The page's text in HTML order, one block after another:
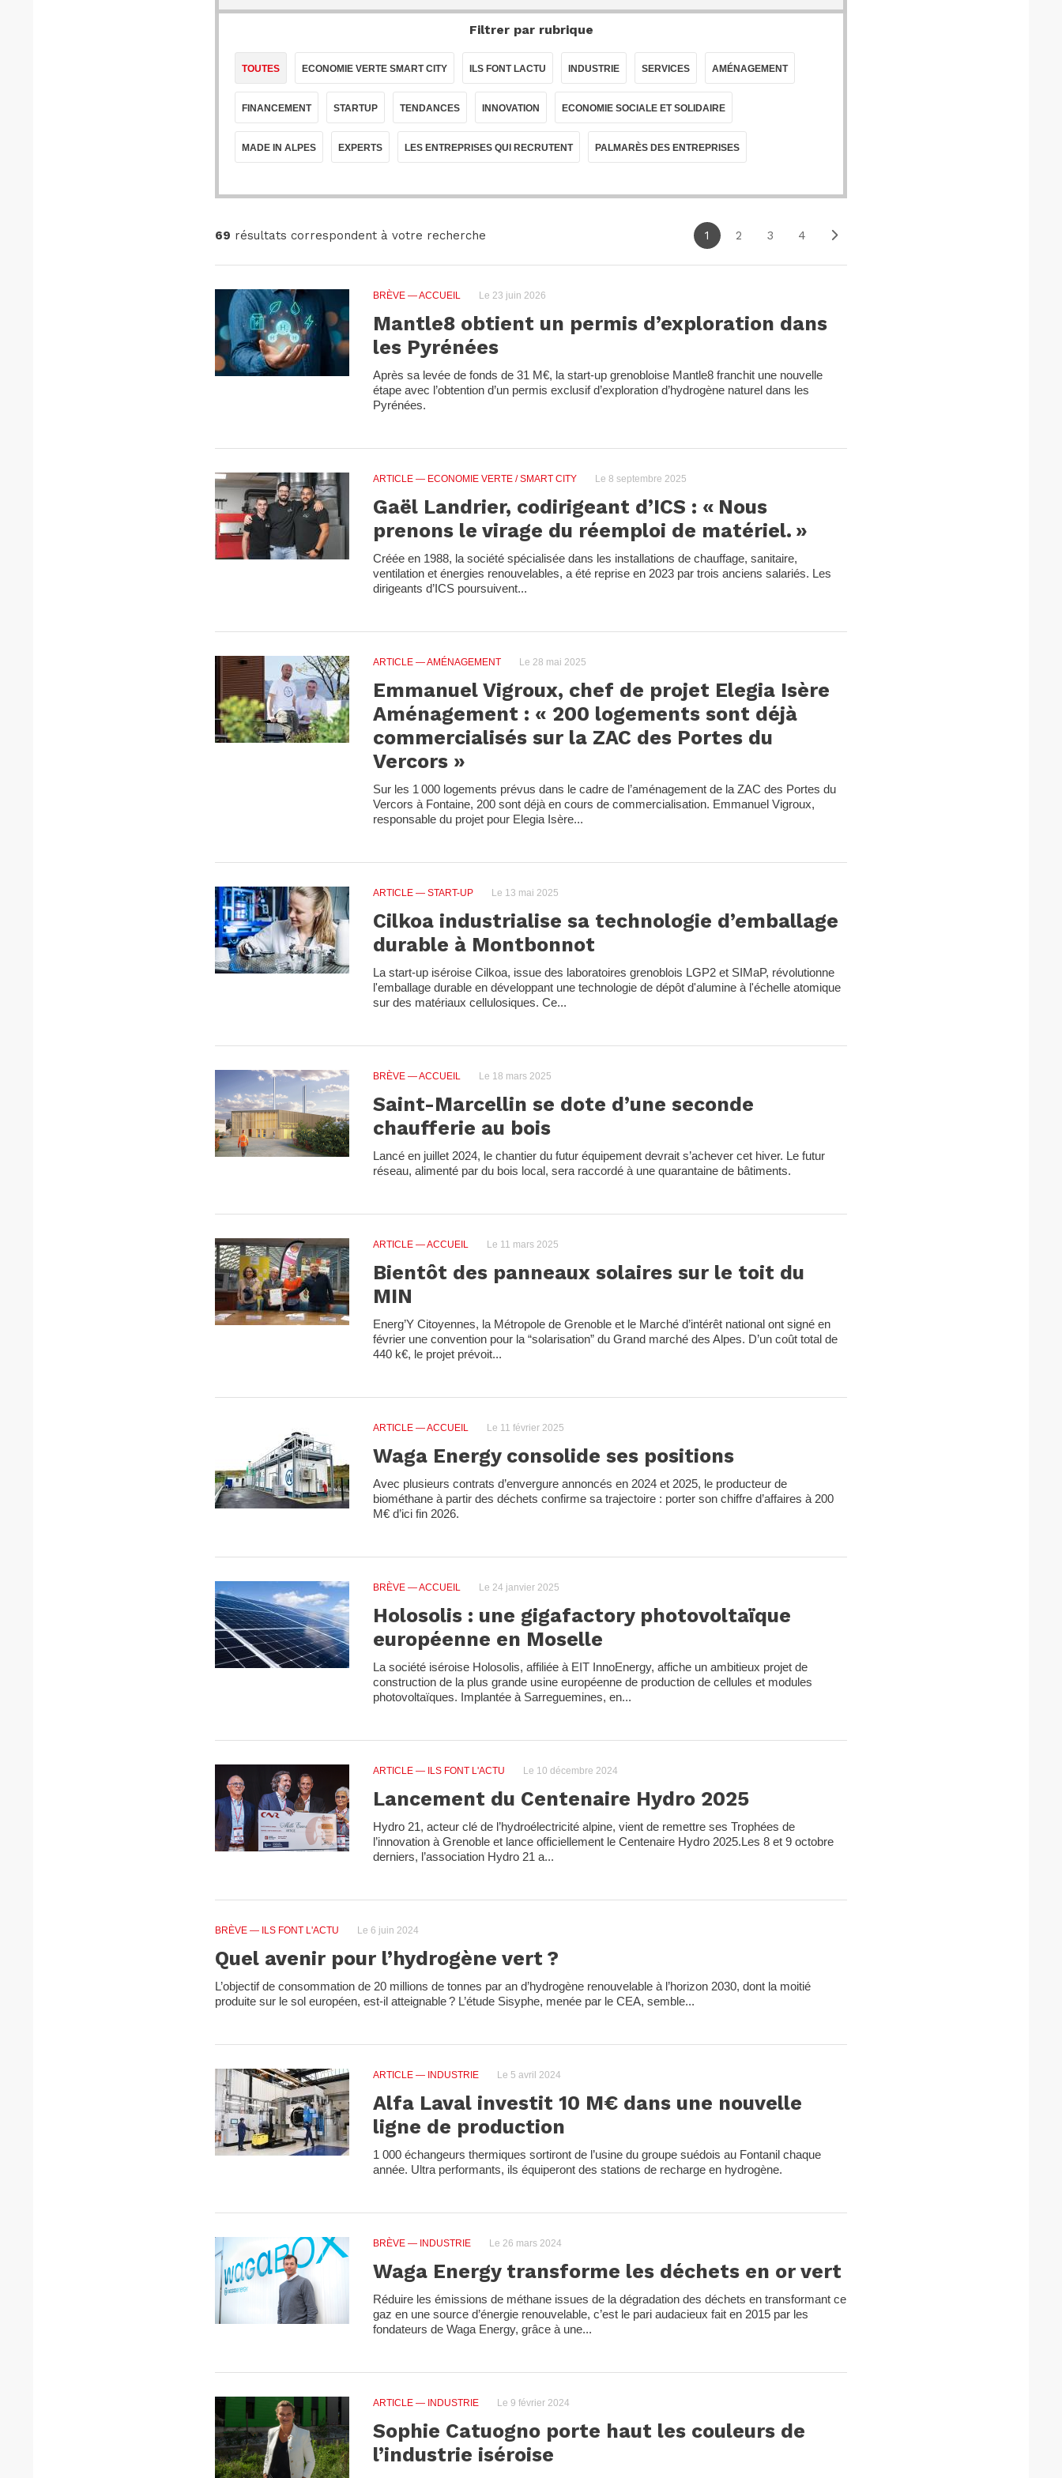
Filtrer par rubrique
TOUTES ECONOMIE VERTE SMART CITY ILS FONT LACTU INDUSTRIE SERVICES AMÉNAGEMENT
FINANCEMENT STARTUP TENDANCES INNOVATION ECONOMIE SOCIALE ET SOLIDAIRE
MADE IN ALPES EXPERTS LES ENTREPRISES QUI RECRUTENT PALMARÈS DES ENTREPRISES
69 résultats correspondent à votre recherche 1 2 3 4
BRÈVE — ACCUEIL Le 23 juin 2026
Mantle8 obtient un permis d’exploration dans
les Pyrénées
Après sa levée de fonds de 31 M€, la start-up grenobloise Mantle8 franchit une nouvelle
étape avec l’obtention d’un permis exclusif d’exploration d’hydrogène naturel dans les
Pyrénées.
ARTICLE — ECONOMIE VERTE / SMART CITY Le 8 septembre 2025
Gaël Landrier, codirigeant d’ICS : « Nous
prenons le virage du réemploi de matériel. »
Créée en 1988, la société spécialisée dans les installations de chauffage, sanitaire,
ventilation et énergies renouvelables, a été reprise en 2023 par trois anciens salariés. Les
dirigeants d’ICS poursuivent...
ARTICLE — AMÉNAGEMENT Le 28 mai 2025
Emmanuel Vigroux, chef de projet Elegia Isère
Aménagement : « 200 logements sont déjà
commercialisés sur la ZAC des Portes du
Vercors »
Sur les 1 000 logements prévus dans le cadre de l’aménagement de la ZAC des Portes du
Vercors à Fontaine, 200 sont déjà en cours de commercialisation. Emmanuel Vigroux,
responsable du projet pour Elegia Isère...
ARTICLE — START-UP Le 13 mai 2025
Cilkoa industrialise sa technologie d’emballage
durable à Montbonnot
La start-up iséroise Cilkoa, issue des laboratoires grenoblois LGP2 et SIMaP, révolutionne
l'emballage durable en développant une technologie de dépôt d'alumine à l'échelle atomique
sur des matériaux cellulosiques. Ce...
BRÈVE — ACCUEIL Le 18 mars 2025
Saint-Marcellin se dote d’une seconde
chaufferie au bois
Lancé en juillet 2024, le chantier du futur équipement devrait s’achever cet hiver. Le futur
réseau, alimenté par du bois local, sera raccordé à une quarantaine de bâtiments.
ARTICLE — ACCUEIL Le 11 mars 2025
Bientôt des panneaux solaires sur le toit du
MIN
Energ’Y Citoyennes, la Métropole de Grenoble et le Marché d’intérêt national ont signé en
février une convention pour la “solarisation” du Grand marché des Alpes. D’un coût total de
440 k€, le projet prévoit...
ARTICLE — ACCUEIL Le 11 février 2025
Waga Energy consolide ses positions
Avec plusieurs contrats d’envergure annoncés en 2024 et 2025, le producteur de
biométhane à partir des déchets confirme sa trajectoire : porter son chiffre d’affaires à 200
M€ d’ici fin 2026.
BRÈVE — ACCUEIL Le 24 janvier 2025
Holosolis : une gigafactory photovoltaïque
européenne en Moselle
La société iséroise Holosolis, affiliée à EIT InnoEnergy, affiche un ambitieux projet de
construction de la plus grande usine européenne de production de cellules et modules
photovoltaïques. Implantée à Sarreguemines, en...
ARTICLE — ILS FONT L'ACTU Le 10 décembre 2024
Lancement du Centenaire Hydro 2025
Hydro 21, acteur clé de l’hydroélectricité alpine, vient de remettre ses Trophées de
l’innovation à Grenoble et lance officiellement le Centenaire Hydro 2025.Les 8 et 9 octobre
derniers, l’association Hydro 21 a...
BRÈVE — ILS FONT L'ACTU Le 6 juin 2024
Quel avenir pour l’hydrogène vert ?
L’objectif de consommation de 20 millions de tonnes par an d’hydrogène renouvelable à l’horizon 2030, dont la moitié
produite sur le sol européen, est-il atteignable ? L’étude Sisyphe, menée par le CEA, semble...
ARTICLE — INDUSTRIE Le 5 avril 2024
Alfa Laval investit 10 M€ dans une nouvelle
ligne de production
1 000 échangeurs thermiques sortiront de l’usine du groupe suédois au Fontanil chaque
année. Ultra performants, ils équiperont des stations de recharge en hydrogène.
BRÈVE — INDUSTRIE Le 26 mars 2024
Waga Energy transforme les déchets en or vert
Réduire les émissions de méthane issues de la dégradation des déchets en transformant ce
gaz en une source d’énergie renouvelable, c’est le pari audacieux fait en 2015 par les
fondateurs de Waga Energy, grâce à une...
ARTICLE — INDUSTRIE Le 9 février 2024
Sophie Catuogno porte haut les couleurs de
l’industrie iséroise